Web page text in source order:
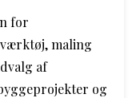
for
maling
af
og